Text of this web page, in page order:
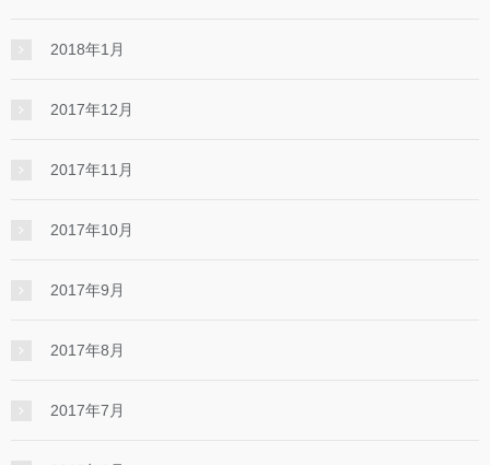
2018年1月
2017年12月
2017年11月
2017年10月
2017年9月
2017年8月
2017年7月